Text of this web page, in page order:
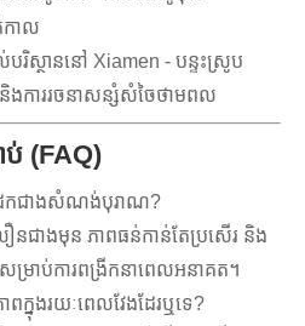
កាល
ស្ថាននៅ Xiamen - បន្ទះស្រូប
និងការរចនាសន្សំសំចៃថាមពល
(FAQ)
ែកជាងសំណង់បុរាណ?
ជាងមុន ភាពធន់កាន់តែប្រសើរ និង
ម្រាប់ការពង្រីកនាពេលអនាគត។
ព​ក្នុង​រយៈពេល​វែង​ដែរ​ឬ​ទេ?